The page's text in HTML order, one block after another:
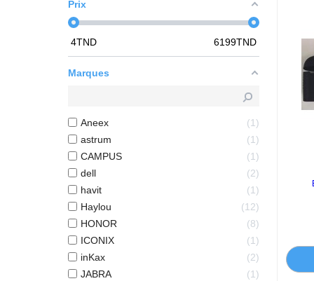
Prix
4TND 6199TND
Marques
Aneex
1
astrum
1
CAMPUS
1
dell
2
havit
1
Haylou
12
HONOR
8
ICONIX
1
inKax
2
JABRA
1